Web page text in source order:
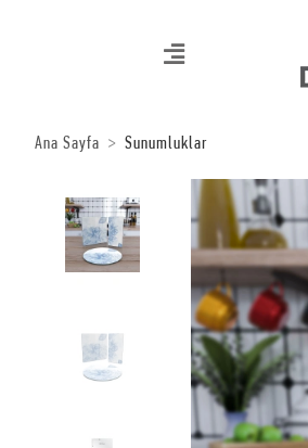
Ana Sayfa Sunumluklar